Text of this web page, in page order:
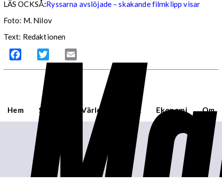
LÄS OCKSÅ:Ryssarna avslöjade – skakande filmklipp visar
Foto: M. Nilov
Text: Redaktionen
Facebook Twitter
Hem Sverige Världen USA Ekonomi Om